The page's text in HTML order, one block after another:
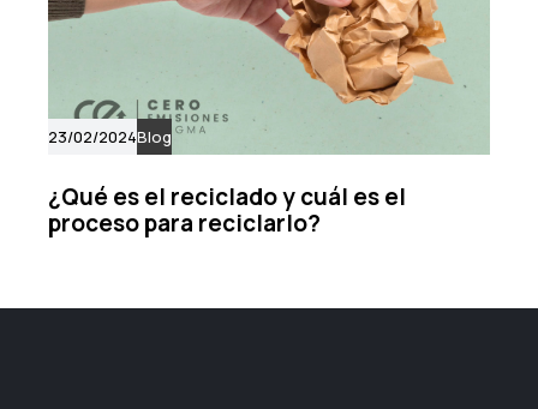
23/02/2024Blog
¿Qué es el reciclado y cuál es el
proceso para reciclarlo?